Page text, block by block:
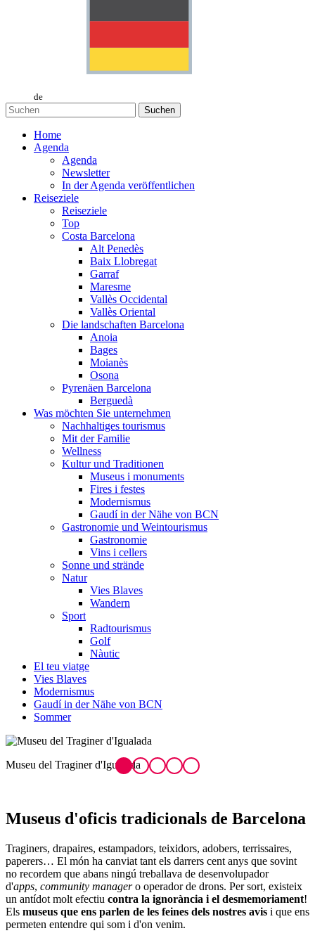
de
Suchen
Home
Agenda
Agenda
Newsletter
In der Agenda veröffentlichen
Reiseziele
Reiseziele
Top
Costa Barcelona
Alt Penedès
Baix Llobregat
Garraf
Maresme
Vallès Occidental
Vallès Oriental
Die landschaften Barcelona
Anoia
Bages
Moianès
Osona
Pyrenäen Barcelona
Berguedà
Was möchten Sie unternehmen
Nachhaltiges tourismus
Mit der Familie
Wellness
Kultur und Traditionen
Museus i monuments
Fires i festes
Modernismus
Gaudí in der Nähe von BCN
Gastronomie und Weintourismus
Gastronomie
Vins i cellers
Sonne und strände
Natur
Vies Blaves
Wandern
Sport
Radtourismus
Golf
Nàutic
El teu viatge
Vies Blaves
Modernismus
Gaudí in der Nähe von BCN
Sommer
Museu de l'Estampació de Premià de Mar
Museus d'oficis tradicionals de Barcelona
Traginers, drapaires, estampadors, teixidors, adobers, terrissaires,
paperers… El món ha canviat tant els darrers cent anys que sovint
no recordem que abans ningú treballava de desenvolupador
d'apps, community managero operador de drons. Per sort, existeix
un antídot molt efectiu contra la ignorància i el desmemoriament!
Els museus que ens parlen de les feines dels nostres avis i que ens
permeten entendre qui som i d'on venim.